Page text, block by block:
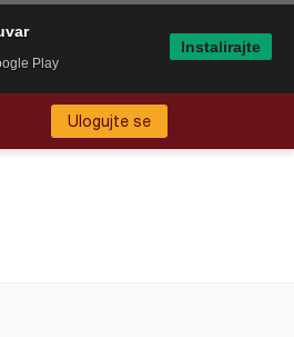
Ulogujte se
Play
Instalirajte